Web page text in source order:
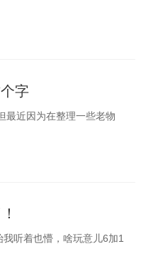
字
最近因为在整理一些老物
听着也懵，啥玩意儿6加1